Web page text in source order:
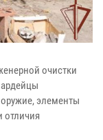
очистки
элементы
отличия